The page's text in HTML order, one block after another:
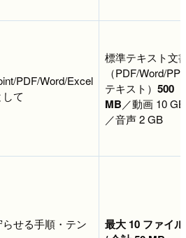
PDF/Word/Excel
て
標準テキスト文
（PDF/Word/
テキスト） 500
MB／動画 10 GB
／音声 2 GB
せる手順・テン
最大 10 ファイル